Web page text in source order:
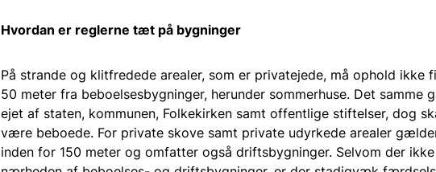
Hvordan er reglerne tæt på bygninger
På strande og klitfredede arealer, som er privatejede, må ophold ikke
50 meter fra beboelsesbygninger, herunder sommerhuse. Det samme
ejet af staten, kommunen, Folkekirken samt offentlige stiftelser, dog
være beboede. For private skove samt private udyrkede arealer
inden for 150 meter og omfatter også driftsbygninger. Selvom der